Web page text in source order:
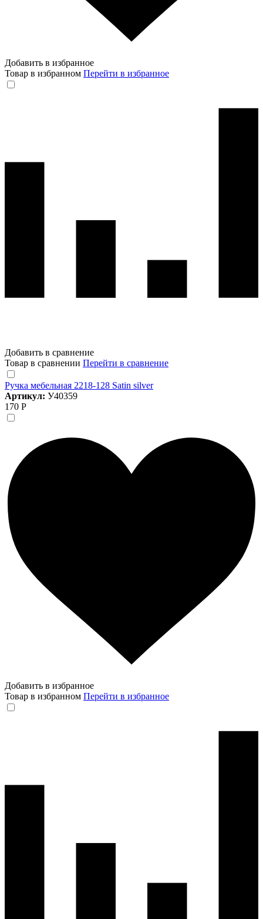
Добавить в избранное
Товар в избранном Перейти в избранное
Добавить в сравнение
Товар в сравнении Перейти в сравнение
Ручка мебельная 2218-128 Satin silver
Артикул: У40359
170 Р
Добавить в избранное
Товар в избранном Перейти в избранное